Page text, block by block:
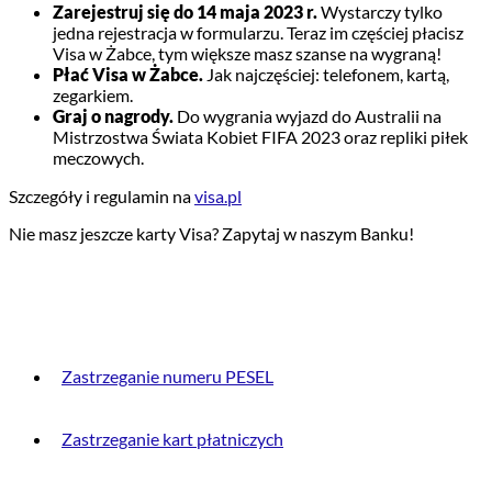
Zarejestruj się do 14 maja 2023 r.Wystarczy tylko
jedna rejestracja w formularzu. Teraz im częściej płacisz
Visa w Żabce, tym większe masz szanse na wygraną!
Płać Visa w Żabce. Jak najczęściej: telefonem, kartą,
zegarkiem.
Graj o nagrody. Do wygrania wyjazd do Australii na
Mistrzostwa Świata Kobiet FIFA 2023 oraz repliki piłek
meczowych.
Szczegóły i regulamin navisa.pl
Nie masz jeszcze karty Visa? Zapytaj w naszym Banku!
Zastrzeganie numeru PESEL
Zastrzeganie kart płatniczych